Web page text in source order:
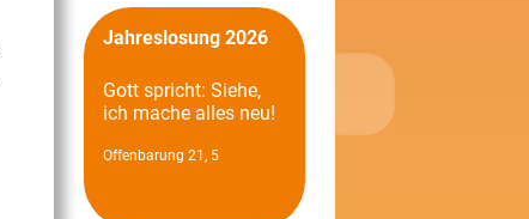
Jahreslosung 2026
Gott spricht: Siehe,
ich mache alles neu!
Offenbarung 21, 5